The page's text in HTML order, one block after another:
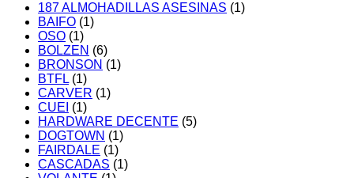
187 ALMOHADILLAS ASESINAS (1)
BAIFO (1)
OSO (1)
BOLZEN (6)
BRONSON (1)
BTFL (1)
CARVER (1)
CUEI (1)
HARDWARE DECENTE (5)
DOGTOWN (1)
FAIRDALE (1)
CASCADAS (1)